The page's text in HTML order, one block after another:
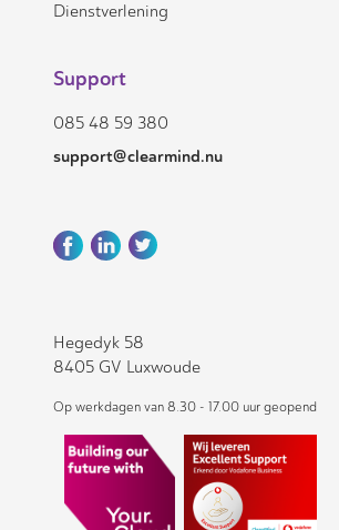
Dienstverlening
Support
085 48 59 380
support@clearmind.nu
Hegedyk 58
8405 GV Luxwoude
Op werkdagen van 8.30 - 17.00 uur geopend